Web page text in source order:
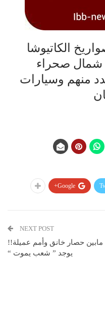
الكاتيوشا
شمال صحراء
منهم وسيارات
Google+
NEXT POST
مابين حصار خانق وأمم عميلة!!
يوجد ” شعب يموت “